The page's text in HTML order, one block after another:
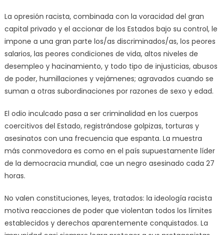
La opresión racista, combinada con la voracidad del gran
capital privado y el accionar de los Estados bajo su control, le
impone a una gran parte los/as discriminados/as, los peores
salarios, las peores condiciones de vida, altos niveles de
desempleo y hacinamiento, y todo tipo de injusticias, abusos
de poder, humillaciones y vejámenes; agravados cuando se
suman a otras subordinaciones por razones de sexo y edad.
El odio inculcado pasa a ser criminalidad en los cuerpos
coercitivos del Estado, registrándose golpizas, torturas y
asesinatos con una frecuencia que espanta. La muestra
más conmovedora es como en el país supuestamente líder
de la democracia mundial, cae un negro asesinado cada 27
horas.
No valen constituciones, leyes, tratados: la ideología racista
motiva reacciones de poder que violentan todos los límites
establecidos y derechos aparentemente conquistados. La